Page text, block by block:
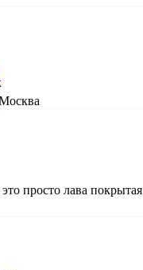
просто лава покрытая